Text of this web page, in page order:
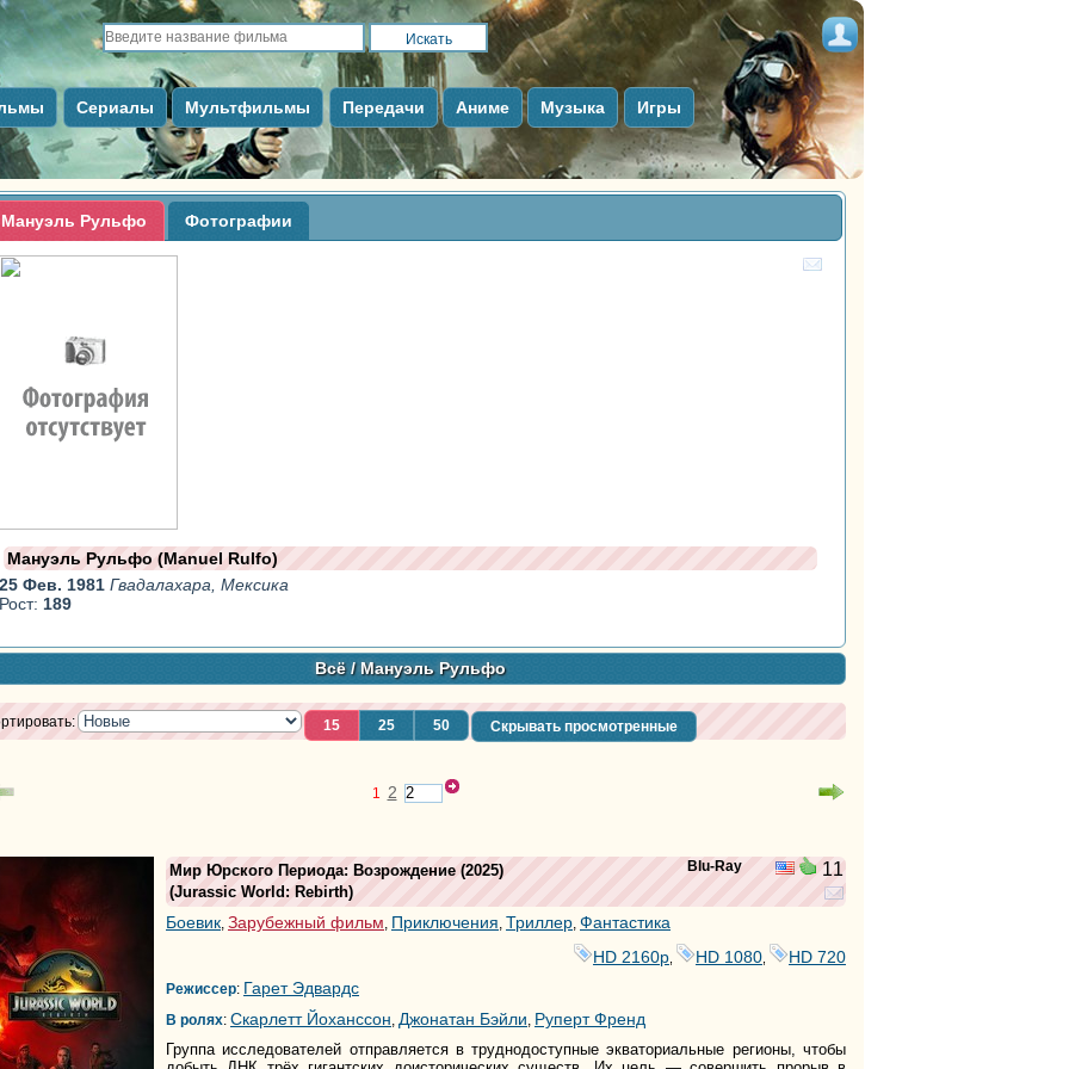
Сериалы Мультфильмы Передачи Аниме Музыка Игры
Мануэль Рульфо Фотографии
Мануэль Рульфо (Manuel Rulfo)
25 Фев. 1981Гвадалахара, Мексика
Рост: 189
Всё/ Мануэль Рульфо
15 25 50 Скрывать просмотренные
1 2
Blu-Ray 11
Мир Юрского Периода: Возрождение (2025)
(Jurassic World: Rebirth)
Боевик, Зарубежный фильм, Приключения, Триллер, Фантастика
HD 2160р
HD 1080 HD 720
Режиссер: Гарет Эдвардс
В ролях: Скарлетт Йоханссон, Джонатан Бэйли, Руперт Френд
Группа исследователей отправляется в труднодоступные экваториальные регионы, чтобы